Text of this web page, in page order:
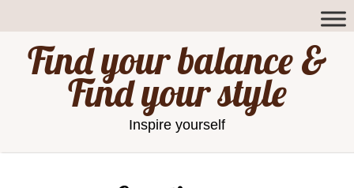
Find your balance &
Find your style
Inspire yourself